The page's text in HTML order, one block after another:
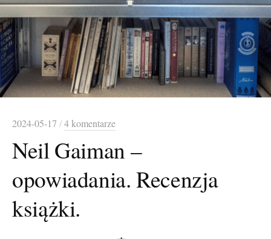
2024-05-17 /4 komentarze
Neil Gaiman –
opowiadania. Recenzja
książki.